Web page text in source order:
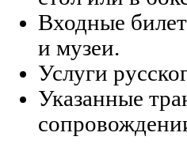
Входные
и музеи.
Услуги
Указанные